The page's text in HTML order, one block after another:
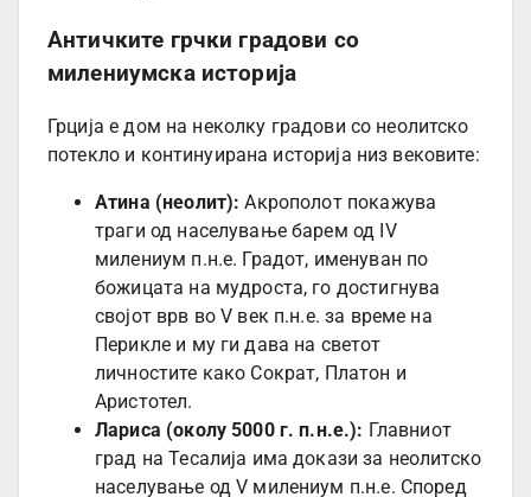
Античките грчки градови со
милениумска историја
Грција е дом на неколку градови со неолитско
потекло и континуирана историја низ вековите:
Атина (неолит): Акрополот покажува
траги од населување барем од IV
милениум п.н.е. Градот, именуван по
божицата на мудроста, го достигнува
својот врв во V век п.н.е. за време на
Перикле и му ги дава на светот
личностите како Сократ, Платон и
Аристотел.
Лариса (околу 5000 г. п.н.е.): Главниот
град на Тесалија има докази за неолитско
населување од V милениум п.н.е. Според